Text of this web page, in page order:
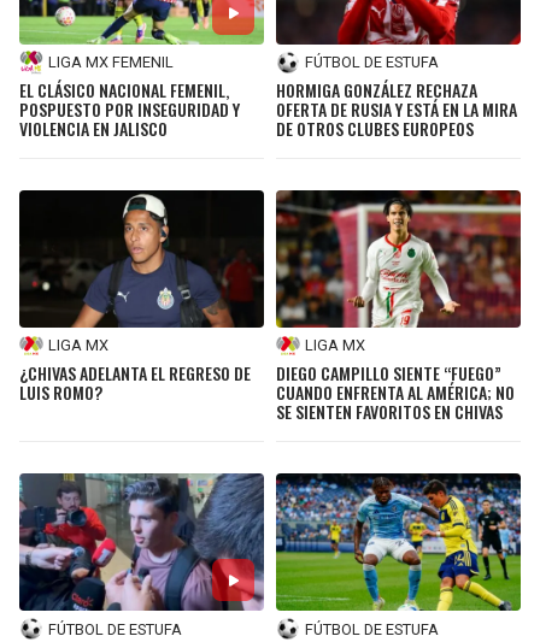
LIGA MX FEMENIL
EL CLÁSICO NACIONAL FEMENIL,
POSPUESTO POR INSEGURIDAD Y
VIOLENCIA EN JALISCO
FÚTBOL DE ESTUFA
HORMIGA GONZÁLEZ RECHAZA
OFERTA DE RUSIA Y ESTÁ EN LA MIRA
DE OTROS CLUBES EUROPEOS
LIGA MX
¿CHIVAS ADELANTA EL REGRESO DE
LUIS ROMO?
LIGA MX
DIEGO CAMPILLO SIENTE “FUEGO”
CUANDO ENFRENTA AL AMÉRICA; NO
SE SIENTEN FAVORITOS EN CHIVAS
FÚTBOL DE ESTUFA FÚTBOL DE ESTUFA